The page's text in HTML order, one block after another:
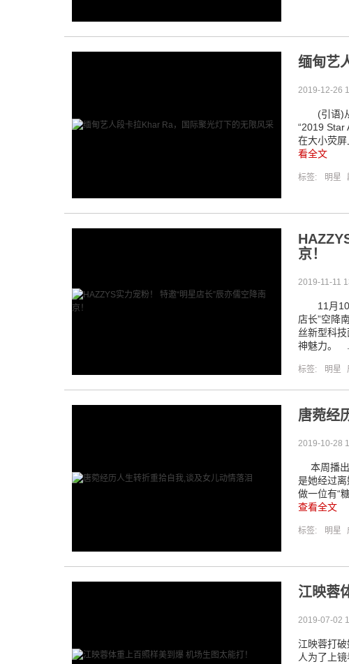
缅甸艺
2019-12-26
(引语)从
“2019 Star
在大小荧
看全文
标签: 明星
京！
2019-11-11
11月10
店长”空降
丝新型科
神魅力。
标签: 明星
唐菀经
2019-10-28
本周播出
是她经过
做一位有“
查看全文
标签: 明星
江映蓉
2019-07-02
江映蓉打
人为了上